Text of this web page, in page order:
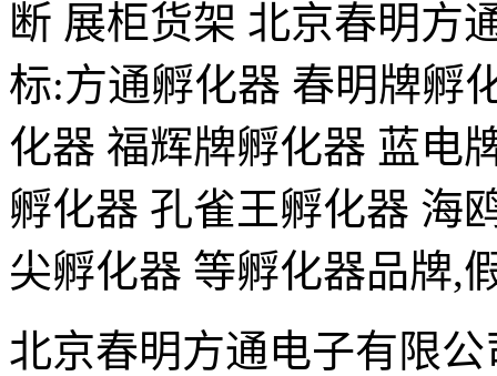
断 展柜货架 北京春明方
标:方通孵化器 春明牌孵
化器 福辉牌孵化器 蓝电
孵化器 孔雀王孵化器 海
尖孵化器 等孵化器品牌,
北京春明方通电子有限